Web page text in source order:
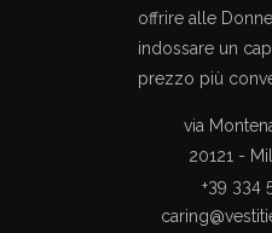
offrire alle
indossare un
prezzo più
via
20121 -
+39 334